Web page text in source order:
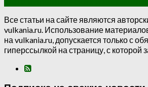
Все статьи на сайте являются
vulkania.ru. Использование
на vulkania.ru, допускается только с
гиперссылкой на страницу, с которой